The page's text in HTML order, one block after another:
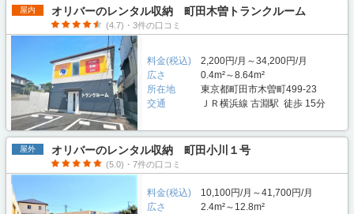
屋内 オリバーのレンタル収納 町田木曽トランクルーム
(4.7)・3件の口コミ
料金(税込)
2,200円/月～34,200円/月
広さ
0.4m²～8.64m²
所在地
東京都町田市木曽町499-23
交通
ＪＲ横浜線 古淵駅 徒歩 15分
屋外 オリバーのレンタル収納 町田小川１号
(5.0)・7件の口コミ
料金(税込)
10,100円/月～41,700円/月
広さ
2.4m²～12.8m²